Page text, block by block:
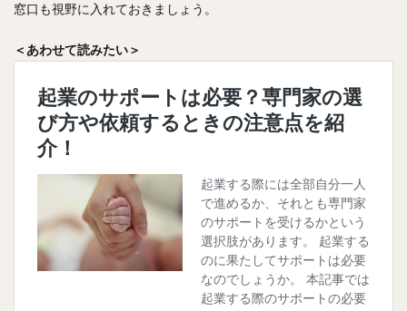
窓口も視野に入れておきましょう。
＜あわせて読みたい＞